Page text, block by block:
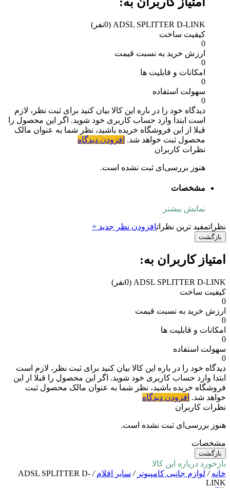
ADSL SPLITTER D-LINK (0نفر)
کیفیت ساخت
0
ارزش خرید به نسبت قیمت
0
امکانات و قابلیت ها
0
سهولت استفاده
0
دیدگاه خود را در باره این کالا بیان کنید برای ثبت نظر، لازم
است ابتدا وارد حساب کاربری خود شوید. اگر این محصول را
قبلا از این فروشگاه خریده باشید، نظر شما به عنوان مالک
محصول ثبت خواهد شد. افزودن دیدگاه
نظرات کاربران
هنوز بررسی‌ای ثبت نشده است.
مشخصات
نمایش بیشتر
نظراتمفید ترین نظراتافزودن نظر جدید +
بازگشت
امتیاز کاربران به:
ADSL SPLITTER D-LINK (0نفر)
کیفیت ساخت
0
ارزش خرید به نسبت قیمت
0
امکانات و قابلیت ها
0
سهولت استفاده
0
دیدگاه خود را در باره این کالا بیان کنید برای ثبت نظر، لازم است
ابتدا وارد حساب کاربری خود شوید. اگر این محصول را قبلا از این
فروشگاه خریده باشید، نظر شما به عنوان مالک محصول ثبت
خواهد شد. افزودن دیدگاه
نظرات کاربران
هنوز بررسی‌ای ثبت نشده است.
مشخصات
بازگشت
بازخورد درباره این کالا
خانه/ لوازم جانبی کامپیوتر / سایر اقلام/
ADSL SPLITTER D-
LINK